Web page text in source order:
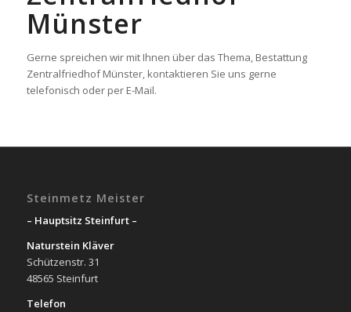
Münster
Gerne spreichen wir mit Ihnen über das Thema, Bestattung
Zentralfriedhof Münster, kontaktieren Sie uns gerne
telefonisch oder per E-Mail.
Steinmetz Meister
– Hauptsitz Steinfurt –
Naturstein Kläver
Schützenstr. 31
48565 Steinfurt
Telefon